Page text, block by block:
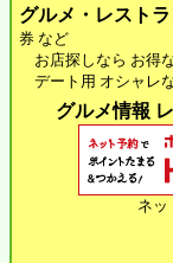
グルメ・レスト
券 など
お店探しなら お得
デート用 オシャレ
グルメ情報
ネッ